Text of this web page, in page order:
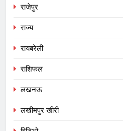
राजेपुर
राज्य
रायबरेली
राशिफल
लखनऊ
लखीमपुर खीरी